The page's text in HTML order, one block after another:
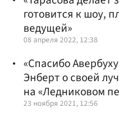
готовится к шоу,
ведущей»
08 апреля 2022, 12:38
«Спасибо
Энберт о своей
на «Ледниковом
23 ноября 2021, 12:56